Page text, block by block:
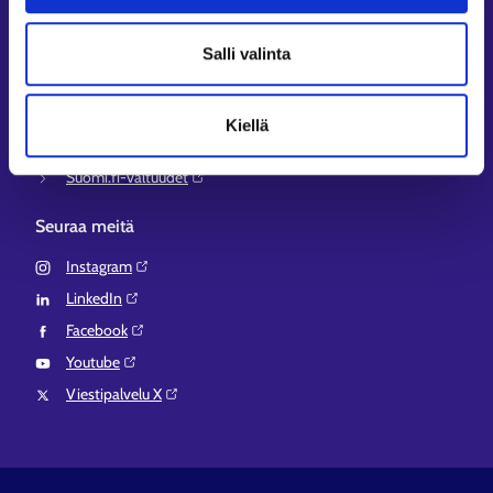
Salli valinta
Kiellä
Työ- ja elinkeinoministeriö⁠
Aluehallinnon asiointipalvelu⁠
Osaamispolku⁠
Suomi.fi-valtuudet⁠
Seuraa meitä
Instagram⁠
LinkedIn⁠
Facebook⁠
Youtube⁠
Viestipalvelu X⁠